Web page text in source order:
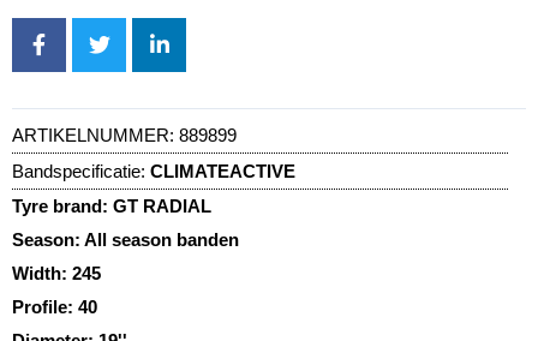
ARTIKELNUMMER: 889899
Bandspecificatie: CLIMATEACTIVE
Tyre brand: GT RADIAL
Season: All season banden
Width: 245
Profile: 40